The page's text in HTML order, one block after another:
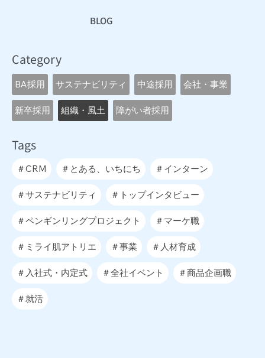
BLOG
Category
BA採用 サステナビリティ 中途採用 会社・事業
新卒採用 組織・風土 障がい者採用
Tags
＃CRM ＃とある、いちにち ＃インターン
＃サステナビリティ ＃トップインタビュー
＃ペンギンリングプロジェクト ＃マーケ職
＃ミライ肌アトリエ ＃事業 ＃人材育成
＃入社式・内定式 ＃全社イベント ＃商品企画職
＃就活